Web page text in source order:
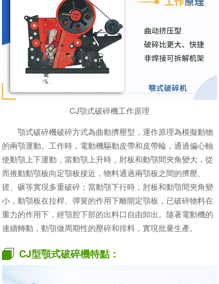
CJ顎式破碎機工作原理
顎式破碎機破碎方式為曲動擠壓型，運作原理為模擬動物
的兩顎運動。工作時，電動機驅動皮帶和皮帶輪，通過偏心軸
使動顎上下運動，當動顎上升時，肘板和動顎間夾角變大，從
而推動動顎板向定顎板接近，物料通過兩顎板之間的擠壓、
搓、碾等實現多重破碎；當動顎下行時，肘板和動顎間夾角變
小，動顎板在拉桿、彈簧的作用下離開定顎板，已破碎物料在
重力的作用下，經顎腔下部的出料口自由卸出。隨著電動機的
連續轉動，動顎做周期性的壓碎和排料，實現批量生產。
CJ型顎式破碎機特點：